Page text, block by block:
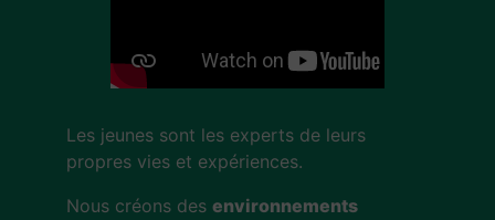
Les jeunes sont les experts de leurs
propres vies et expériences.
Nous créons des environnements